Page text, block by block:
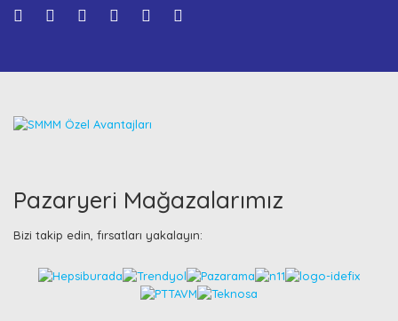
Pazaryeri Mağazalarımız
Bizi takip edin, fırsatları yakalayın: